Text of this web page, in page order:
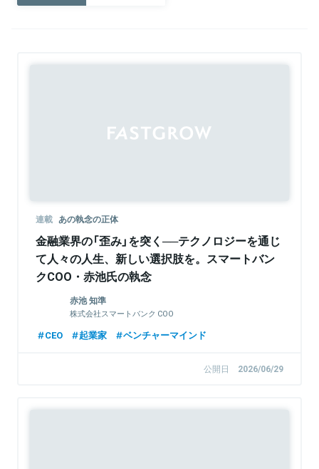
連載 あの執念の正体
金融業界の「歪み」を突く──テクノロジーを通じ
て人々の人生、新しい選択肢を。スマートバン
クCOO・赤池氏の執念
赤池 知準
株式会社スマートバンク COO
CEO 起業家 ベンチャーマインド
公開日 2026/06/29